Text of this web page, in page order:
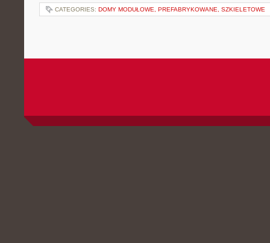
CATEGORIES: DOMY MODUŁOWE, PREFABRYKOWANE, SZKIELETOWE